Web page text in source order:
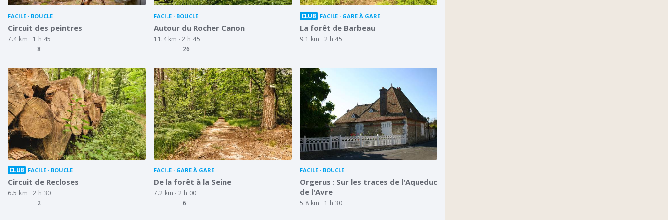
FACILE BOUCLE
Circuit des peintres
7.4 km
1 h 45
8
FACILE BOUCLE
Autour du Rocher Canon
11.4 km
2 h 45
26
CLUB FACILE GARE À GARE
La forêt de Barbeau
9.1 km 2 h 45
CLUB FACILE BOUCLE
Circuit de Recloses
6.5 km
2 h 30
2
FACILE GARE À GARE
De la forêt à la Seine
7.2 km
2 h 00
6
FACILE BOUCLE
Orgerus : Sur les traces de l'Aqueduc
de l'Avre
5.8 km 1 h 30